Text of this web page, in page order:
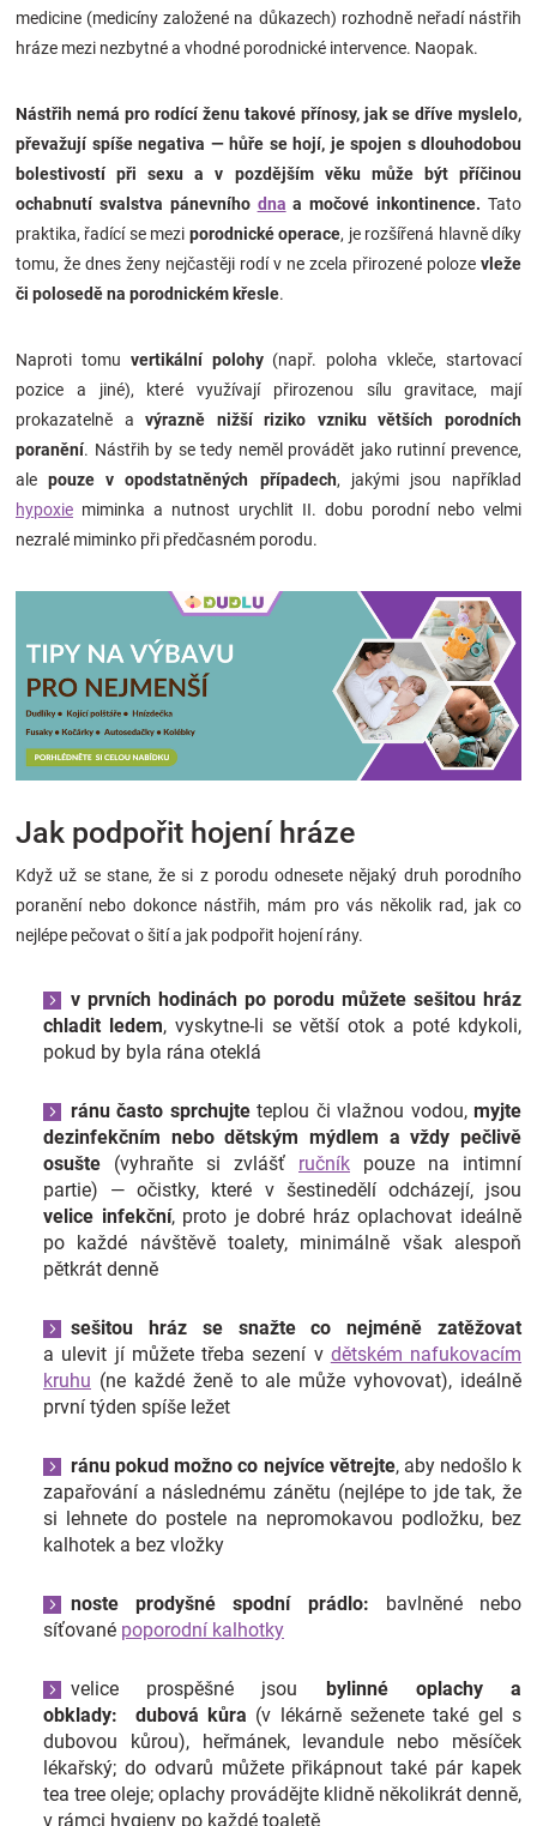
medicine (medicíny založené na důkazech) rozhodně neřadí nástřih
hráze mezi nezbytné a vhodné porodnické intervence. Naopak.
Nástřih nemá pro rodící ženu takové přínosy, jak se dříve myslelo,
převažují spíše negativa — hůře se hojí, je spojen s dlouhodobou
bolestivostí při sexu a v pozdějším věku může být příčinou
ochabnutí svalstva pánevního dna a močové inkontinence. Tato
praktika, řadící se mezi porodnické operace, je rozšířená hlavně díky
tomu, že dnes ženy nejčastěji rodí v ne zcela přirozené poloze vleže
či polosedě na porodnickém křesle.
Naproti tomu vertikální polohy(např. poloha vkleče, startovací
pozice a jiné), které využívají přirozenou sílu gravitace, mají
prokazatelně avýrazně nižší riziko vzniku větších porodních
poranění. Nástřih by se tedy neměl provádět jako rutinní prevence,
alepouze v opodstatněných případech, jakými jsou například
hypoxie miminka a nutnost urychlit II. dobu porodní nebo velmi
nezralé miminko při předčasném porodu.
Jak podpořit hojení hráze
Když už se stane, že si z porodu odnesete nějaký druh porodního
poranění nebo dokonce nástřih, mám pro vás několik rad, jak co
nejlépe pečovat o šití a jak podpořit hojení rány.
v prvních hodinách po porodu můžete sešitou hráz
chladit ledem, vyskytne-li se větší otok a poté kdykoli,
pokud by byla rána oteklá
ránu často sprchujteteplou či vlažnou vodou,myjte
dezinfekčním nebo dětským mýdlem a vždy pečlivě
osušte (vyhraňte si zvlášť ručník pouze na intimní
partie) — očistky, které v šestinedělí odcházejí, jsou
velice infekční, proto je dobré hráz oplachovat ideálně
po každé návštěvě toalety, minimálně však alespoň
pětkrát denně
sešitou hráz se snažte co nejméně zatěžovat
a ulevit jí můžete třeba sezení v dětském nafukovacím
kruhu (ne každé ženě to ale může vyhovovat), ideálně
první týden spíše ležet
ránu pokud možno co nejvíce větrejte, aby nedošlo k
zapařování a následnému zánětu (nejlépe to jde tak, že
si lehnete do postele na nepromokavou podložku, bez
kalhotek a bez vložky
noste prodyšné spodní prádlo: bavlněné nebo
síťované poporodní kalhotky
velice prospěšné jsou
bylinné oplachy a
obklady:
dubová kůra (v lékárně seženete také gel s
dubovou kůrou), heřmánek, levandule nebo měsíček
lékařský; do odvarů můžete přikápnout také pár kapek
tea tree oleje; oplachy provádějte klidně několikrát denně,
v rámci hygieny po každé toaletě